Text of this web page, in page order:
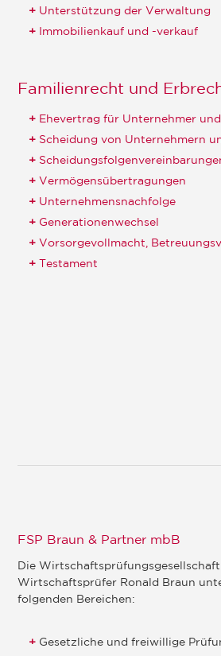
Unterstützung der Verwaltung
Immobilienkauf und -verkauf
Familienrecht und
Ehevertrag für Unternehmer
Scheidung von Unternehmern
Vermögensübertragungen
Unternehmensnachfolge
Generationenwechsel
Vorsorgevollmacht,
Testament
FSP Braun & Partner mbB
Die
Wirtschaftsprüfer Ronald Braun
folgenden Bereichen:
Gesetzliche und freiwillige